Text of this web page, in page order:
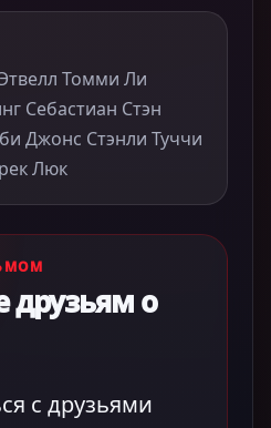
Томми Ли
Себастиан Стэн
Джонс Стэнли Туччи
Люк
друзьям о
с друзьями